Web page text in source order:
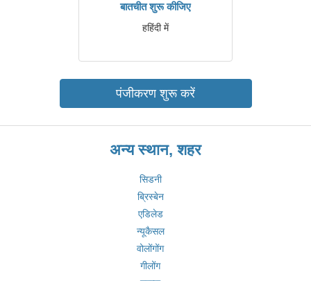
बातचीत शुरू कीजिए
हहिंदी में
पंजीकरण शुरू करें
अन्य स्थान, शहर
सिडनी
ब्रिस्बेन
एडिलेड
न्यूकैसल
वोलोंगोंग
गीलोंग